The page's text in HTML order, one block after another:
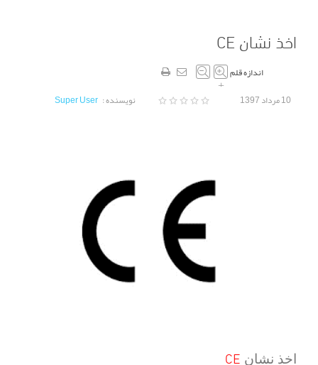
اخذ نشان CE
اندازه قلم
+
10 مرداد 1397 نویسنده : Super User
اخذ نشان CE